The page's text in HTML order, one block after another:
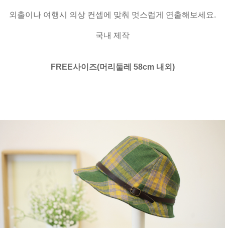
외출이나 여행시 의상 컨셉에 맞춰 멋스럽게 연출해보세요.
국내 제작
FREE사이즈(머리둘레 58cm 내외)